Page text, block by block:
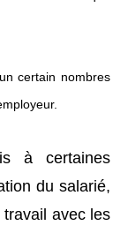
certain nombres
à certaines
du salarié,
travail avec les